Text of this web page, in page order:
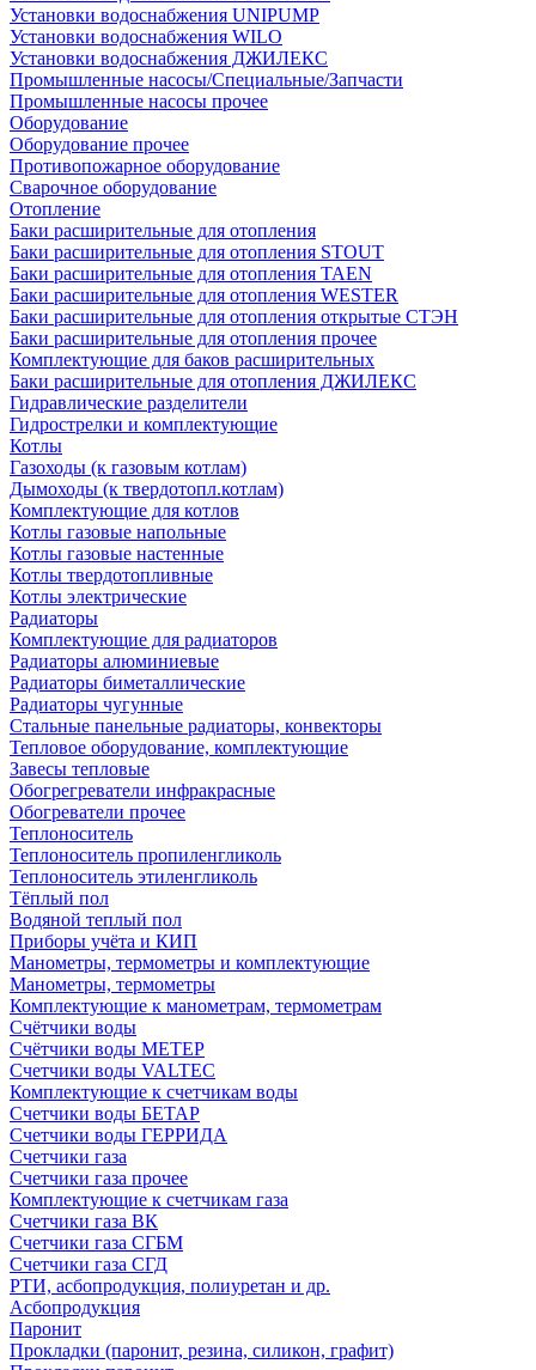
Установки водоснабжения UNIPUMP
Установки водоснабжения WILO
Установки водоснабжения ДЖИЛЕКС
Промышленные насосы/Специальные/Запчасти
Промышленные насосы прочее
Оборудование
Оборудование прочее
Противопожарное оборудование
Сварочное оборудование
Отопление
Баки расширительные для отопления
Баки расширительные для отопления STOUT
Баки расширительные для отопления TAEN
Баки расширительные для отопления WESTER
Баки расширительные для отопления открытые СТЭН
Баки расширительные для отопления прочее
Комплектующие для баков расширительных
Баки расширительные для отопления ДЖИЛЕКС
Гидравлические разделители
Гидрострелки и комплектующие
Котлы
Газоходы (к газовым котлам)
Дымоходы (к твердотопл.котлам)
Комплектующие для котлов
Котлы газовые напольные
Котлы газовые настенные
Котлы твердотопливные
Котлы электрические
Радиаторы
Комплектующие для радиаторов
Радиаторы алюминиевые
Радиаторы биметаллические
Радиаторы чугунные
Стальные панельные радиаторы, конвекторы
Тепловое оборудование, комплектующие
Завесы тепловые
Обогрегреватели инфракрасные
Обогреватели прочее
Теплоноситель
Теплоноситель пропиленгликоль
Теплоноситель этиленгликоль
Тёплый пол
Водяной теплый пол
Приборы учёта и КИП
Манометры, термометры и комплектующие
Манометры, термометры
Комплектующие к манометрам, термометрам
Счётчики воды
Счётчики воды МЕТЕР
Счетчики воды VALTEC
Комплектующие к счетчикам воды
Счетчики воды БЕТАР
Счетчики воды ГЕРРИДА
Счетчики газа
Счетчики газа прочее
Комплектующие к счетчикам газа
Счетчики газа ВК
Счетчики газа СГБМ
Счетчики газа СГД
РТИ, асбопродукция, полиуретан и др.
Асбопродукция
Паронит
Прокладки (паронит, резина, силикон, графит)